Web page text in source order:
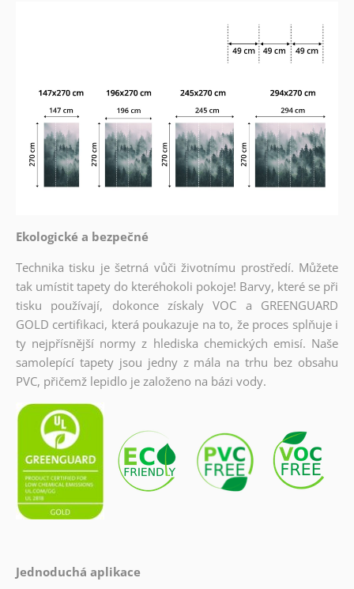
Ekologické a bezpečné
Technika tisku je šetrná vůči životnímu prostředí. Můžete
tak umístit tapety do kteréhokoli pokoje! Barvy, které se při
tisku používají, dokonce získaly VOC a GREENGUARD
GOLD certifikaci, která poukazuje na to, že proces splňuje i
ty nejpřísnější normy z hlediska chemických emisí. Naše
samolepící tapety jsou jedny z mála na trhu bez obsahu
PVC, přičemž lepidlo je založeno na bázi vody.
Jednoduchá aplikace